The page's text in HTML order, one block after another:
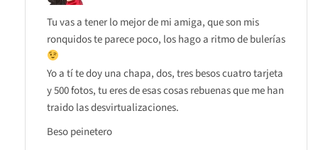
Tu vas a tener lo mejor de mi amiga, que son mis
ronquidos te parece poco, los hago a ritmo de bulerías
Yo a tí te doy una chapa, dos, tres besos cuatro tarjeta
y 500 fotos, tu eres de esas cosas rebuenas que me han
traido las desvirtualizaciones.
Beso peinetero